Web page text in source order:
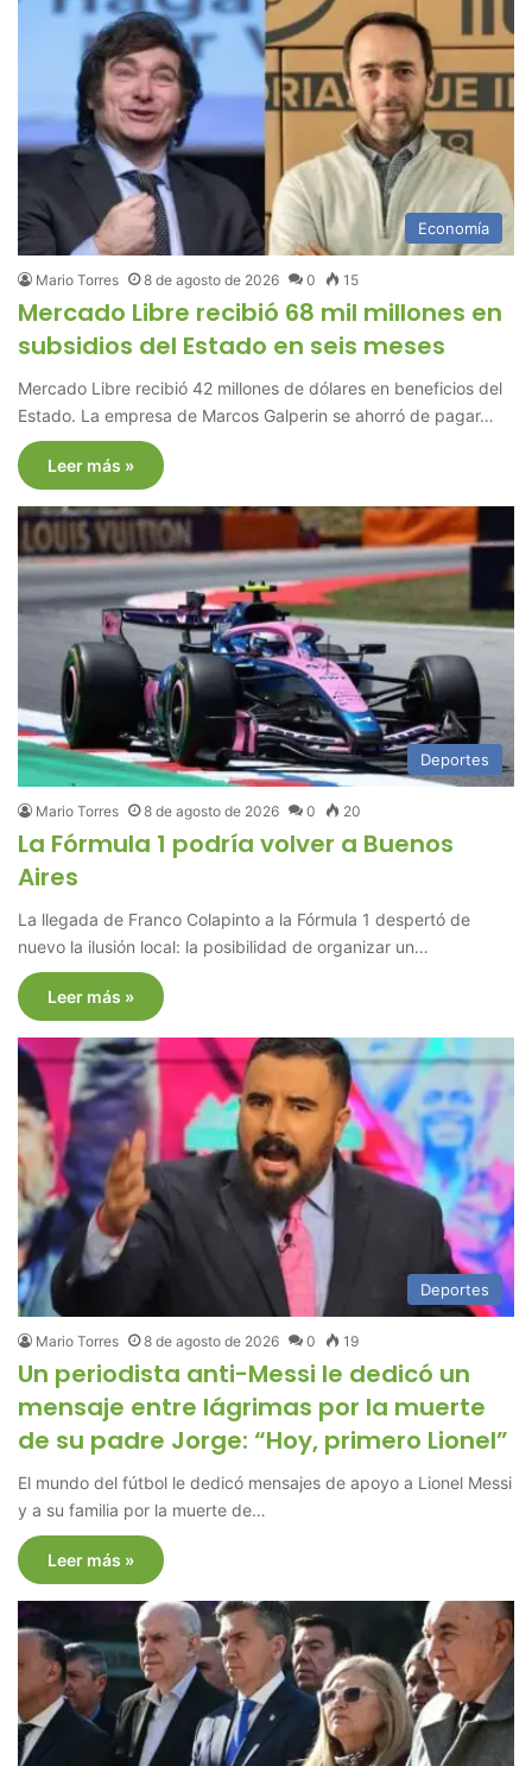
Economía
Mario Torres 8 de agosto de 2026 0 15
Mercado Libre recibió 68 mil millones en
subsidios del Estado en seis meses
Mercado Libre recibió 42 millones de dólares en beneficios del
Estado. La empresa de Marcos Galperin se ahorró de pagar…
Leer más »
Deportes
Mario Torres 8 de agosto de 2026 0 20
La Fórmula 1 podría volver a Buenos
Aires
La llegada de Franco Colapinto a la Fórmula 1 despertó de
nuevo la ilusión local: la posibilidad de organizar un…
Leer más »
Deportes
Mario Torres 8 de agosto de 2026 0 19
Un periodista anti-Messi le dedicó un
mensaje entre lágrimas por la muerte
de su padre Jorge: “Hoy, primero Lionel”
El mundo del fútbol le dedicó mensajes de apoyo a Lionel Messi
y a su familia por la muerte de…
Leer más »